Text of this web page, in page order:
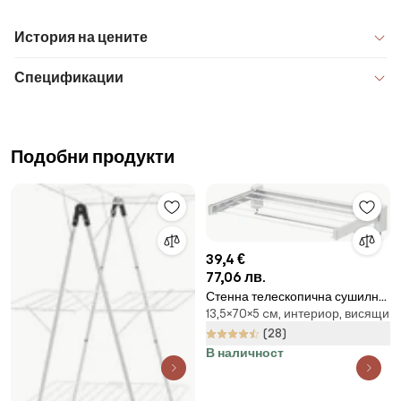
История на цените
Спецификации
Подобни продукти
39,4 €
77,06 лв.
Стенна телескопична сушилня
за дрехи Butterfly - Wenko
13,5×70×5 cм, интериор, висящи
(28)
В наличност